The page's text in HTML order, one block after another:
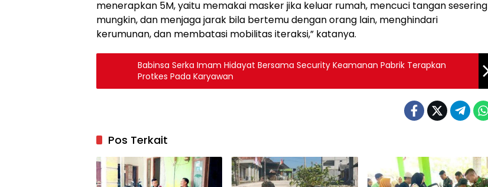
menerapkan 5M, yaitu memakai masker jika keluar rumah, mencuci tangan sesering
mungkin, dan menjaga jarak bila bertemu dengan orang lain, menghindari
kerumunan, dan membatasi mobilitas iteraksi,” katanya.
Babinsa Serka Imam Hidayat Bersama Security Keamanan Pabrik Terapkan
Protkes Pada Karyawan
Pos Terkait